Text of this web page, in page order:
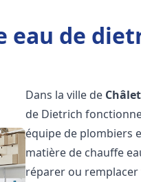
eau de
Dans la ville de
de Dietrich
équipe de plombiers
matière de chauffe
réparer ou